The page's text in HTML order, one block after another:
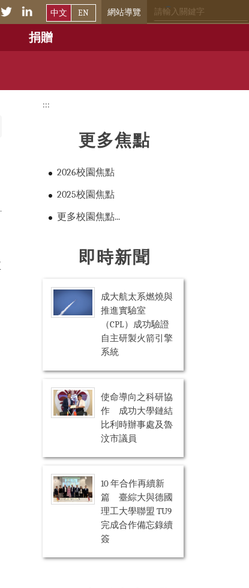
網站導覽
捐贈
中文 EN
:::
更多焦點
2026校園焦點
2025校園焦點
更多校園焦點...
即時新聞
成大航太系燃燒與
推進實驗室
（CPL）成功驗證
自主研製火箭引擎
系統
使命導向之科研協
作 成功大學鏈結
比利時辦事處及魯
汶市議員
10 年合作再續新
篇 臺綜大與德國
理工大學聯盟 TU9
完成合作備忘錄續
簽